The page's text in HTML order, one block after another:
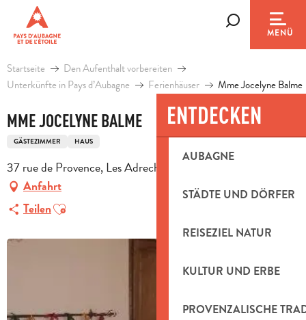
contenu
principal
MENÜ
ENTDECKEN
AUBAGNE
STÄDTE UND DÖRFER
REISEZIEL NATUR
KULTUR UND ERBE
PROVENZALISCHE
Startseite
Den Aufenthalt vorbereiten
Unterkünfte in Pays d’Aubagne
Ferienhäuser Mme Jocelyne Balme
MME JOCELYNE BALME
GÄSTEZIMMER HAUS
37 rue de Provence, Les Adrechs Ouest, 13390 Auriol
Anfahrt
TeilenAjouter aux favoris